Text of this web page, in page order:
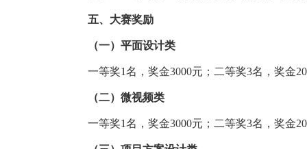
五、大赛奖励
（一）平面设计类
一等奖1名，奖金3000元；二等奖3名，奖金
（二）微视频类
一等奖1名，奖金3000元；二等奖3名，奖金